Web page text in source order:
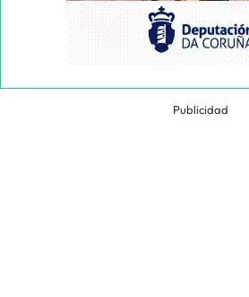
Publicidad